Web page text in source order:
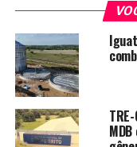
Pezão e Vicente
Ministério Público
coordenados pelo
Rebouças.
O objetivo era